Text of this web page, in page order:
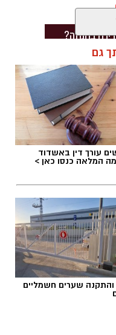
להטרדה מינית
גם
עורך דין באשדוד
המלאה כנסו כאן >
והתקנה שערים חשמליים